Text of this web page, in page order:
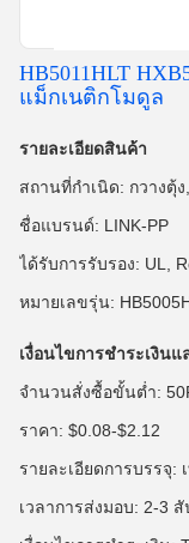
HB5011HLT
แม็กเนติกโมดูล
รายละเอียดสินค้า
สถานที่กำเนิด: กวางตุ้
ชื่อแบรนด์: LINK-PP
ได้รับการรับรอง: UL,
หมายเลขรุ่น:
เงื่อนไขการชำระเงินแ
จำนวนสั่งซื้อขั้นต่ำ:
ราคา: $0.08-$2.12
รายละเอียดการบรรจุ:
เวลาการส่งมอบ: 2-3